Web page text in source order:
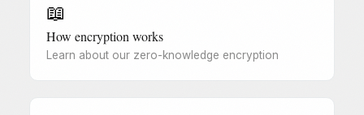
📖
How encryption works
Learn about our zero-knowledge encryption